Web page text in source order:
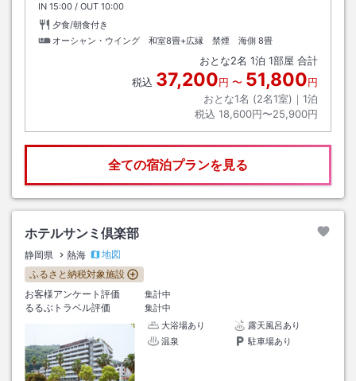
IN チェックイン
15:00 / OUT チェックアウト
10:00
夕食/朝食付き
オーシャン・ウイング 和室8畳+広縁 禁煙 海側 8畳
おとな2名 1泊 1部屋 合計
税込 37,200円 〜 51,800円
おとな1名 (2名1室)｜ 1泊
税込 18,600円〜25,900円
全ての宿泊プランを見る
ホテルサンミ倶楽部
静岡県 熱海
地図
ふるさと納税対象施設
お客様アンケート評価
集計中
るるぶトラベル評価
集計中
大浴場あり
露天風呂あり
温泉
駐車場あり